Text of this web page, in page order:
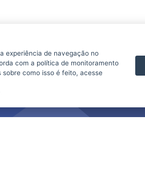
experiência de navegação no
com a política de monitoramento
como isso é feito, acesse